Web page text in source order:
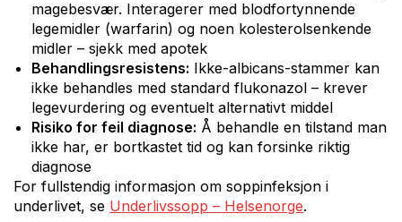
magebesvær. Interagerer med blodfortynnende
legemidler (warfarin) og noen kolesterolsenkende
midler – sjekk med apotek
Behandlingsresistens: Ikke-albicans-stammer kan
ikke behandles med standard flukonazol – krever
legevurdering og eventuelt alternativt middel
Risiko for feil diagnose: Å behandle en tilstand man
ikke har, er bortkastet tid og kan forsinke riktig
diagnose
For fullstendig informasjon om soppinfeksjon i
underlivet, se Underlivssopp – Helsenorge.